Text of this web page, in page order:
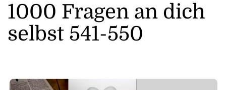
1000 Fragen an dich
selbst 541-550